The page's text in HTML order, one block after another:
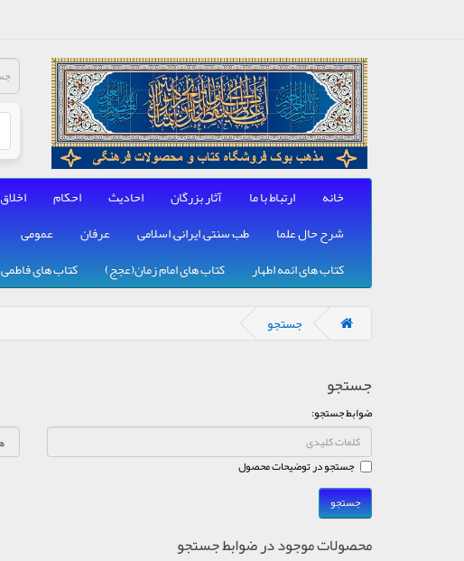
خانه ارتباط با ما آثار بزرگان احادیث احکام اخلاق
شرح حال علما
طب سنتی, ایرانی, اسلامی عرفان عمومی
کتاب های ائمه اطهار
کتاب های امام زمان(عجج) کتاب های فاطمی
جستجو
جستجو
ضوابط جستجو:
جستجو در توضیحات محصول
محصولات موجود در ضوابط جستجو